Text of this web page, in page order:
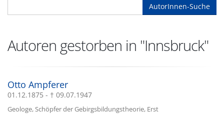
AutorInnen-Suche
Autoren gestorben in "Innsbruck"
Otto Ampferer
01.12.1875 - † 09.07.1947
Geologe, Schöpfer der Gebirgsbildungstheorie, Erst